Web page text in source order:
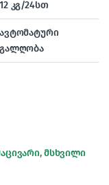
12 კგ/24სთ
ავტომატური
გალღობა
,მსხვილი